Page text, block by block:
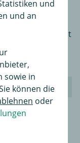
ist "Renault-
größten
Renault selbst
mehr
1_)
III Coupe
TCe (DZ16,
und
und an
sowie in
können die
oder